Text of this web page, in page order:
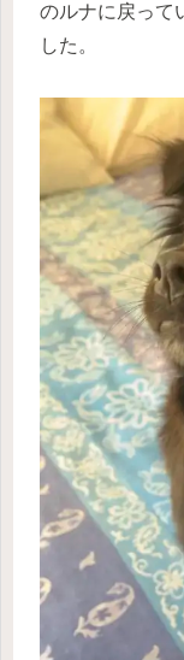
のルナに戻って
した。